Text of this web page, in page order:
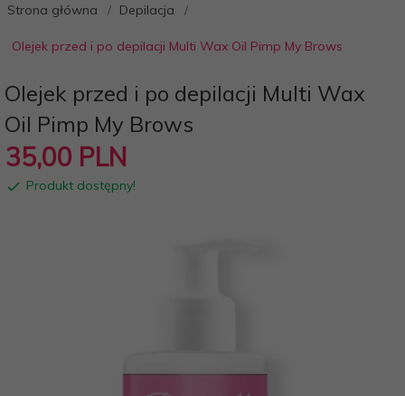
Strona główna Depilacja
Olejek przed i po depilacji Multi Wax Oil Pimp My Brows
Olejek przed i po depilacji Multi Wax
Oil Pimp My Brows
35,00 PLN
Produkt dostępny!